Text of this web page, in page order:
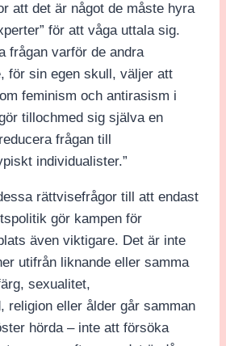
att det är något de måste hyra
för att våga uttala sig.
frågan varför de andra
för sin egen skull, väljer att
feminism och antirasism i
tillochmed sig själva en
frågan till
individualister.”
rättvisefrågor till att endast
gör kampen för
även viktigare. Det är inte
utifrån liknande eller samma
sexualitet,
religion eller ålder går samman
hörda – inte att försöka